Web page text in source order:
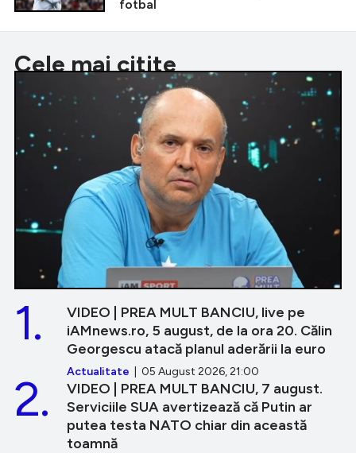
fotbal
Cele mai citite
VIDEO | PREA MULT BANCIU, live pe
iAMnews.ro, 5 august, de la ora 20. Călin
Georgescu atacă planul aderării la euro
Actualitate | 05 August 2026, 21:00
1.
VIDEO | PREA MULT BANCIU, 7 august.
Serviciile SUA avertizează că Putin ar
putea testa NATO chiar din această
toamnă
2.